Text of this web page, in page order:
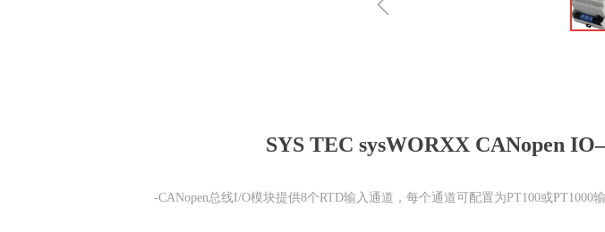
SYS TEC sysWORXX CANopen
-CANopen总线I/O模块提供8个RTD输入通道，每个通道可配置为PT100或PT1000